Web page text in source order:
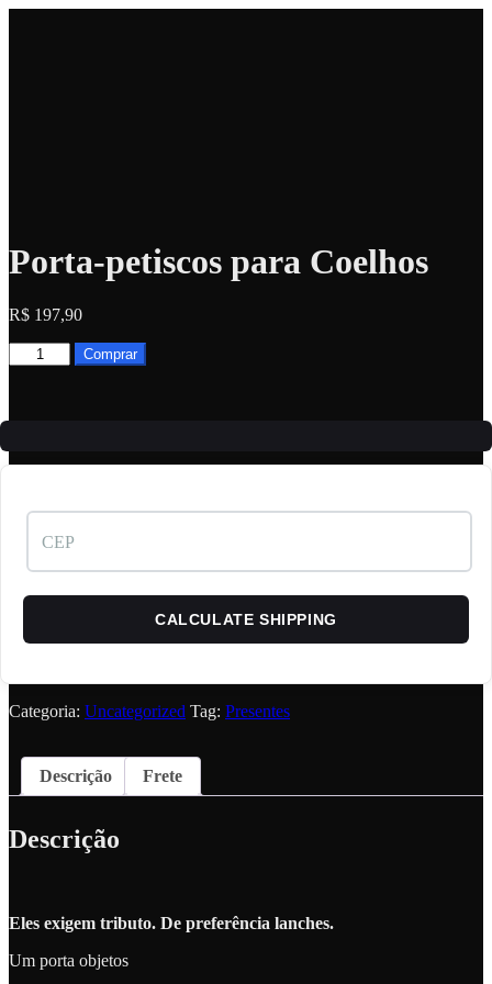
Porta-petiscos para Coelhos
R$ 197,90
Porta-
petiscos
Comprar
CALCULATE SHIPPING
Categoria: Uncategorized Tag: Presentes
Descrição Frete
Descrição
Eles exigem tributo. De preferência lanches.
Um porta objetos